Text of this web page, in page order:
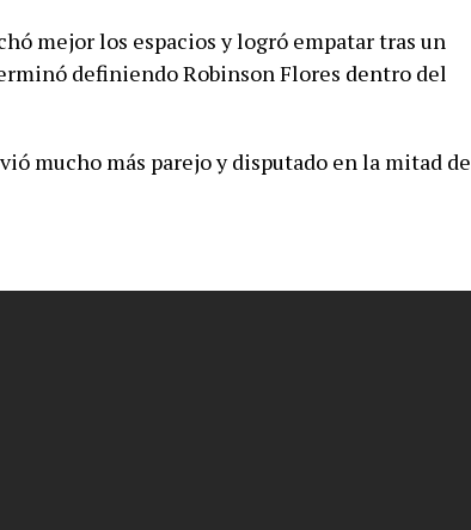
mejor los espacios y logró empatar tras un
definiendo Robinson Flores dentro del
mucho más parejo y disputado en la mitad de